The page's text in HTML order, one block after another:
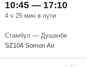
10:45 — 17:10
4 ч 25 мин в пути
Стамбул — Душанбе
SZ104 Somon Air